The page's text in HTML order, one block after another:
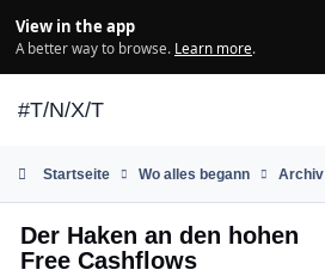
View in the app
A better way to browse. Learn more.
#T/N/X/T
Startseite Wo alles begann Archiv
Der Haken an den hohen
Free Cashflows